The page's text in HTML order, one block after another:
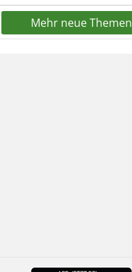
Mehr neue Themen